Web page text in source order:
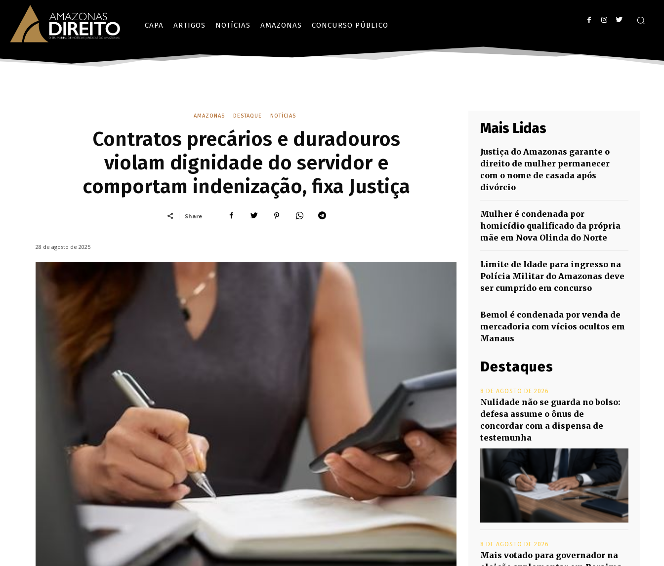
CAPA ARTIGOS NOTÍCIAS AMAZONAS CONCURSO PÚBLICO
AMAZONAS DESTAQUE NOTÍCIAS
Contratos precários e duradouros
violam dignidade do servidor e
comportam indenização, fixa Justiça
Share
28 de agosto de 2025
Mais Lidas
Justiça do Amazonas garante o
direito de mulher permanecer
com o nome de casada após
divórcio
Mulher é condenada por
homicídio qualificado da própria
mãe em Nova Olinda do Norte
Limite de Idade para ingresso na
Polícia Militar do Amazonas deve
ser cumprido em concurso
Bemol é condenada por venda de
mercadoria com vícios ocultos em
Manaus
Destaques
8 DE AGOSTO DE 2026
Nulidade não se guarda no bolso:
defesa assume o ônus de
concordar com a dispensa de
testemunha
8 DE AGOSTO DE 2026
Mais votado para governador na